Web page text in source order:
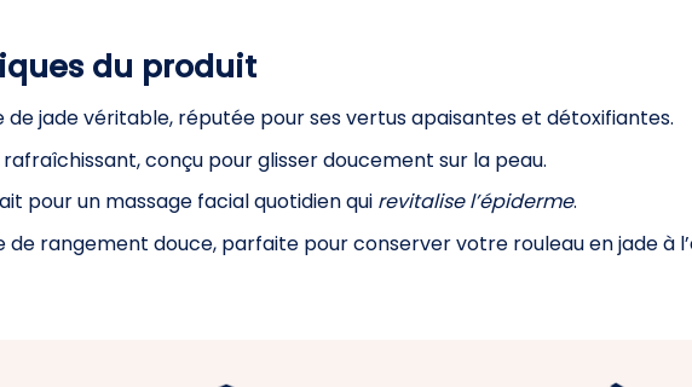
du produit
de jade véritable, réputée pour ses vertus apaisantes et détoxifiantes.
rafraîchissant, conçu pour glisser doucement sur la peau.
pour un massage facial quotidien qui revitalise l’épiderme.
rangement douce, parfaite pour conserver votre rouleau en jade à